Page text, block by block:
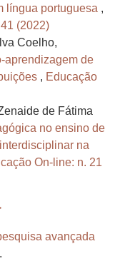
língua portuguesa ,
(2022)
Coelho,
aprendizagem de
, Educação
de Fátima
no ensino de
na
On-line: n. 21
avançada